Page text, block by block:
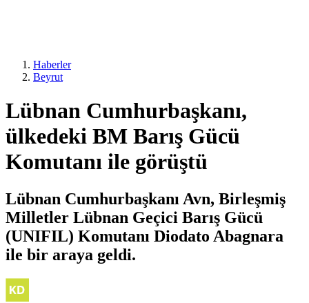
Haberler
Beyrut
Lübnan Cumhurbaşkanı,
ülkedeki BM Barış Gücü
Komutanı ile görüştü
Lübnan Cumhurbaşkanı Avn, Birleşmiş
Milletler Lübnan Geçici Barış Gücü
(UNIFIL) Komutanı Diodato Abagnara
ile bir araya geldi.